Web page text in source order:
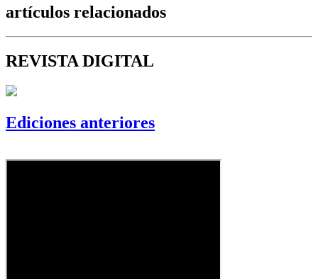
artículos relacionados
REVISTA DIGITAL
Ediciones anteriores